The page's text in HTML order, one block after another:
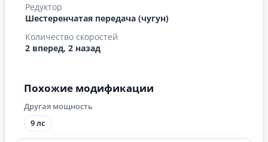
Похожие модификации
Другая мощность
9 лс
Редуктор
Шестеренчатая передача (чугун)
Количество скоростей
2 вперед, 2 назад